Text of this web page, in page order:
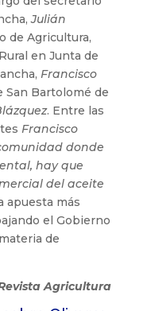
Julián
de Agricultura,
en Junta de
Francisco
San Bartolomé de
. Entre las
Francisco
donde
hay que
del aceite
apuesta más
el Gobierno
de
Agricultura